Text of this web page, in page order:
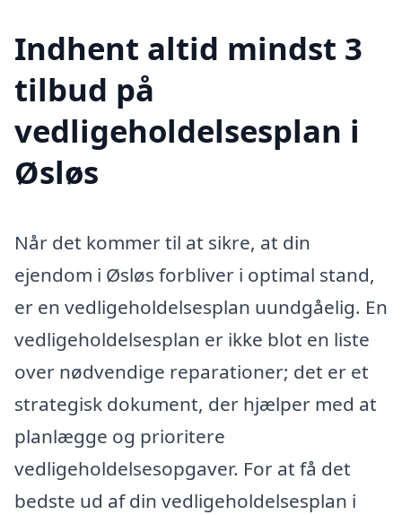
Indhent altid mindst 3
tilbud på
vedligeholdelsesplan i
Øsløs
Når det kommer til at sikre, at din
ejendom i Øsløs forbliver i optimal stand,
er en vedligeholdelsesplan uundgåelig. En
vedligeholdelsesplan er ikke blot en liste
over nødvendige reparationer; det er et
strategisk dokument, der hjælper med at
planlægge og prioritere
vedligeholdelsesopgaver. For at få det
bedste ud af din vedligeholdelsesplan i